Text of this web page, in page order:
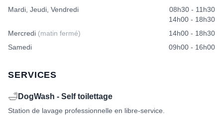
Mardi, Jeudi, Vendredi
08h30 - 11h30
14h00 - 18h30
Mercredi (matin fermé)
14h00 - 18h30
Samedi
09h00 - 16h00
SERVICES
🛁 DogWash - Self toilettage
Station de lavage professionnelle en libre-service.